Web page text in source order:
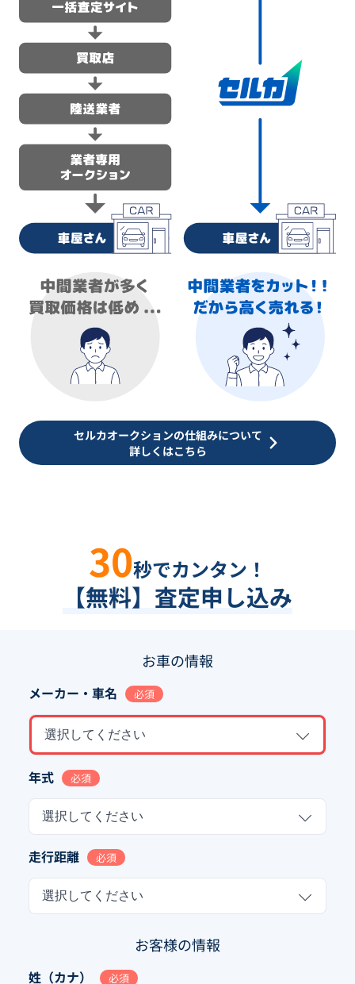
セルカオークションの仕組みについて
詳しくはこちら
30秒でカンタン！
【無料】査定申し込み
お車の情報
メーカー・車名 必須
選択してください
年式 必須
選択してください
走行距離 必須
選択してください
お客様の情報
姓（カナ） 必須